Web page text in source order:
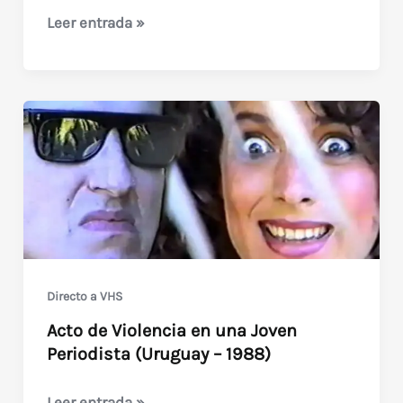
Primera
Audio
y
Video
del
Uruguay
Leer entrada »
Directo a VHS
Acto de Violencia en una Joven
Periodista (Uruguay – 1988)